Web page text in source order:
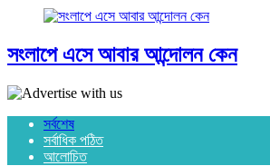
সংলাপে এসে আবার আন্দোলন কেন
সর্বশেষ
সর্বাধিক পঠিত
আলোচিত